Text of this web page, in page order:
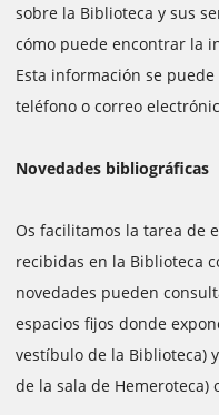
sobre la Biblioteca y sus
cómo puede encontrar la
Esta información se
teléfono o correo
Novedades bibliográficas
Os facilitamos la tarea de
recibidas en la Biblioteca
novedades pueden
espacios fijos donde
vestíbulo de la Biblioteca)
de la sala de Hemeroteca)